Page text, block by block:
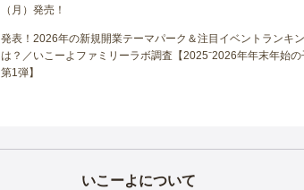
（月）発売！
発表！2026年の新規開業テーマパーク＆注目イベントランキ
は？／いこーよファミリーラボ調査【2025⁻2026年年末年始
第1弾】
いこーよについて